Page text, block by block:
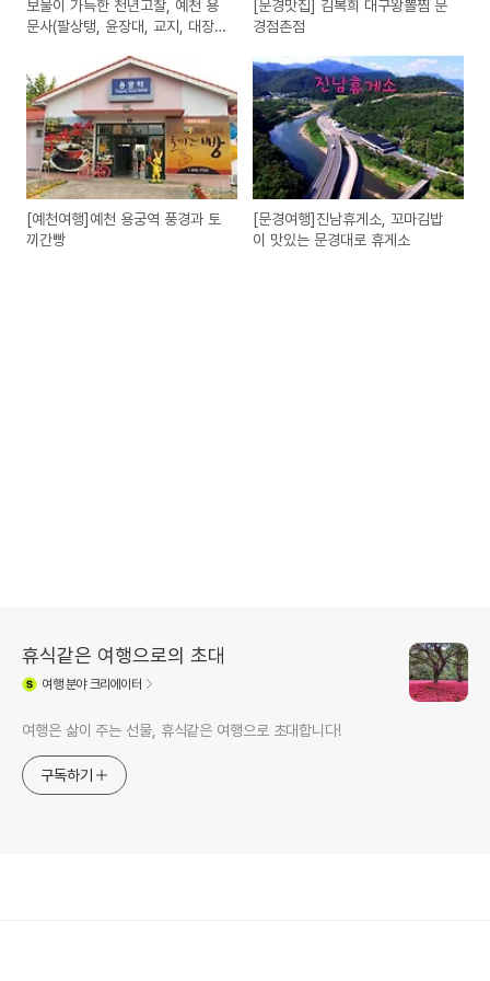
보물이 가득한 천년고찰, 예천 용
문사(팔상탱, 윤장대, 교지, 대장
[문경맛집] 김복희 대구왕뽈찜 문
경점촌점
[예천여행]예천 용궁역 풍경과 토
끼간빵
[문경여행]진남휴게소, 꼬마김밥
이 맛있는 문경대로 휴게소
휴식같은 여행으로의 초대
여행분야 크리에이터
여행은 삶이 주는 선물, 휴식같은 여행으로 초대합니다!
구독하기